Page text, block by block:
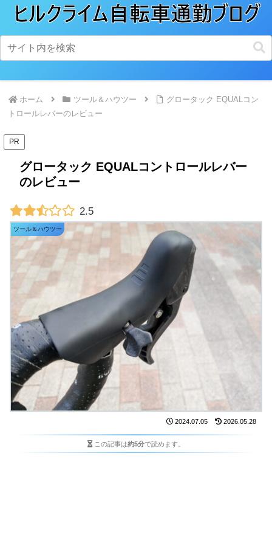
ホーム ツール＆ハウツー
グロータック EQUALコン
トロールレバーのレビュー
PR
グロータック EQUALコントロールレバー
のレビュー
2.5
ツール＆ハウツー
2024.07.05 2026.05.28
この記事は約5分で読めます。